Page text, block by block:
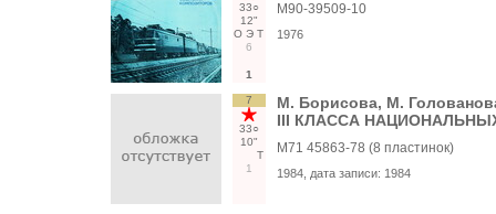
33○
12"
О Э Т
6
1
М90-39509-10
1976
7
33○
10"
Т
1
М. Борисова, М.
III КЛАССА
М71 45863-78 (8 пластинок)
1984 , дата записи: 1984